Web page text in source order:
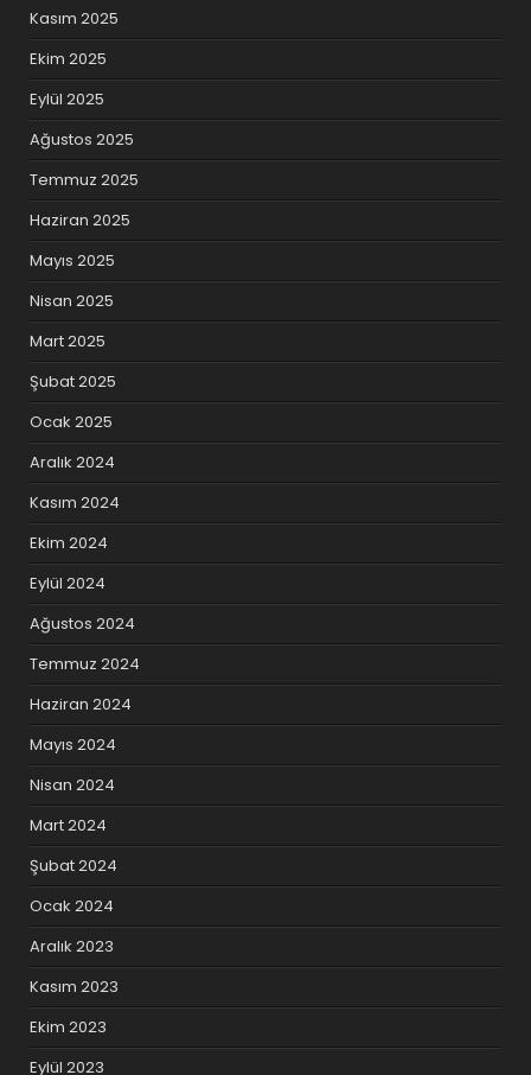
Kasım 2025
Ekim 2025
Eylül 2025
Ağustos 2025
Temmuz 2025
Haziran 2025
Mayıs 2025
Nisan 2025
Mart 2025
Şubat 2025
Ocak 2025
Aralık 2024
Kasım 2024
Ekim 2024
Eylül 2024
Ağustos 2024
Temmuz 2024
Haziran 2024
Mayıs 2024
Nisan 2024
Mart 2024
Şubat 2024
Ocak 2024
Aralık 2023
Kasım 2023
Ekim 2023
Eylül 2023